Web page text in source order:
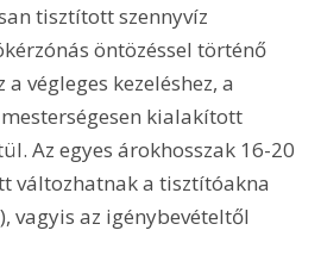
tisztított szennyvíz
öntözéssel történő
végleges kezeléshez, a
kialakított
Az egyes árokhosszak 16-20
változhatnak a tisztítóakna
vagyis az igénybevételtől